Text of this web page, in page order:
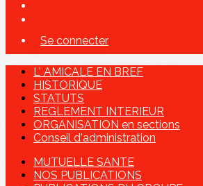
Se connecter
L' AMICALE EN BREF
HISTORIQUE
STATUTS
REGLEMENT INTERIEUR
ORGANISATION en sections
Conseil d'administration
MUTUELLE SANTE
NOS PUBLICATIONS